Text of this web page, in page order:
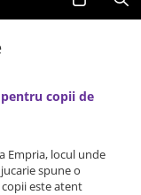
copii de
Empria, locul unde
spune o
este atent